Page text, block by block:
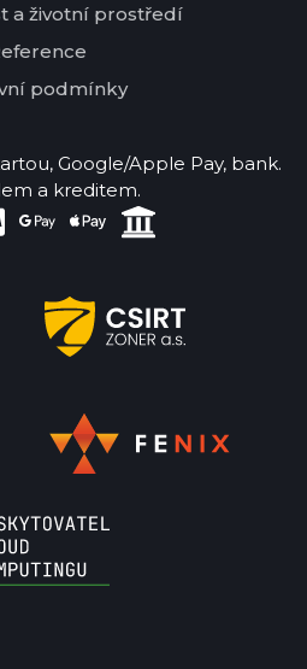
a životní prostředí
podmínky
Google/Apple Pay, bank.
a kreditem.